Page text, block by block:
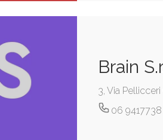
Brain
3, Via
06 9417738